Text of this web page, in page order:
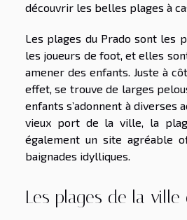
découvrir les belles plages à
Les plages du Prado sont les
les joueurs de foot, et elles
amener des enfants. Juste à
effet, se trouve de larges
enfants s’adonnent à diverses
vieux port de la ville, la
également un site agréable
baignades idylliques.
Les plages de la ville